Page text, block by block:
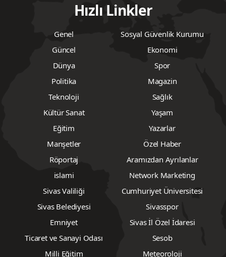
Hızlı Linkler
Genel
Sosyal Güvenlik Kurumu
Güncel
Ekonomi
Dünya
Spor
Politika
Magazin
Teknoloji
Sağlık
Kültür Sanat
Yaşam
Eğitim
Yazarlar
Manşetler
Özel Haber
Röportaj
Aramızdan Ayrılanlar
islami
Network Marketing
Sivas Valiliği
Cumhuriyet Üniversitesi
Sivas Belediyesi
Sivasspor
Emniyet
Sivas İl Özel İdaresi
Ticaret ve Sanayi Odası
Sesob
Milli Eğitim
Meteoroloji